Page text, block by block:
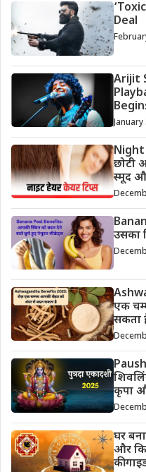
Deal
Arijit
January
Night
छोटी
स्मूद
उसका
एक
सकता
कृपा
घर
और
की